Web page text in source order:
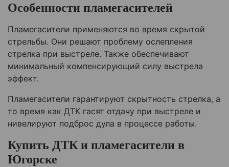
Особенности пламегасителей
Пламегасители применяются во время скрытой
стрельбы. Они решают проблему ослепления
стрелка при выстреле. Также обеспечивают
минимальный компенсирующий силу выстрела
эффект.
Пламегасители гарантируют скрытность стрелка, а
то время как ДТК гасят отдачу при выстреле и
нивелируют подброс дула в процессе работы.
Купить ДТК и пламегасители в
Югорске